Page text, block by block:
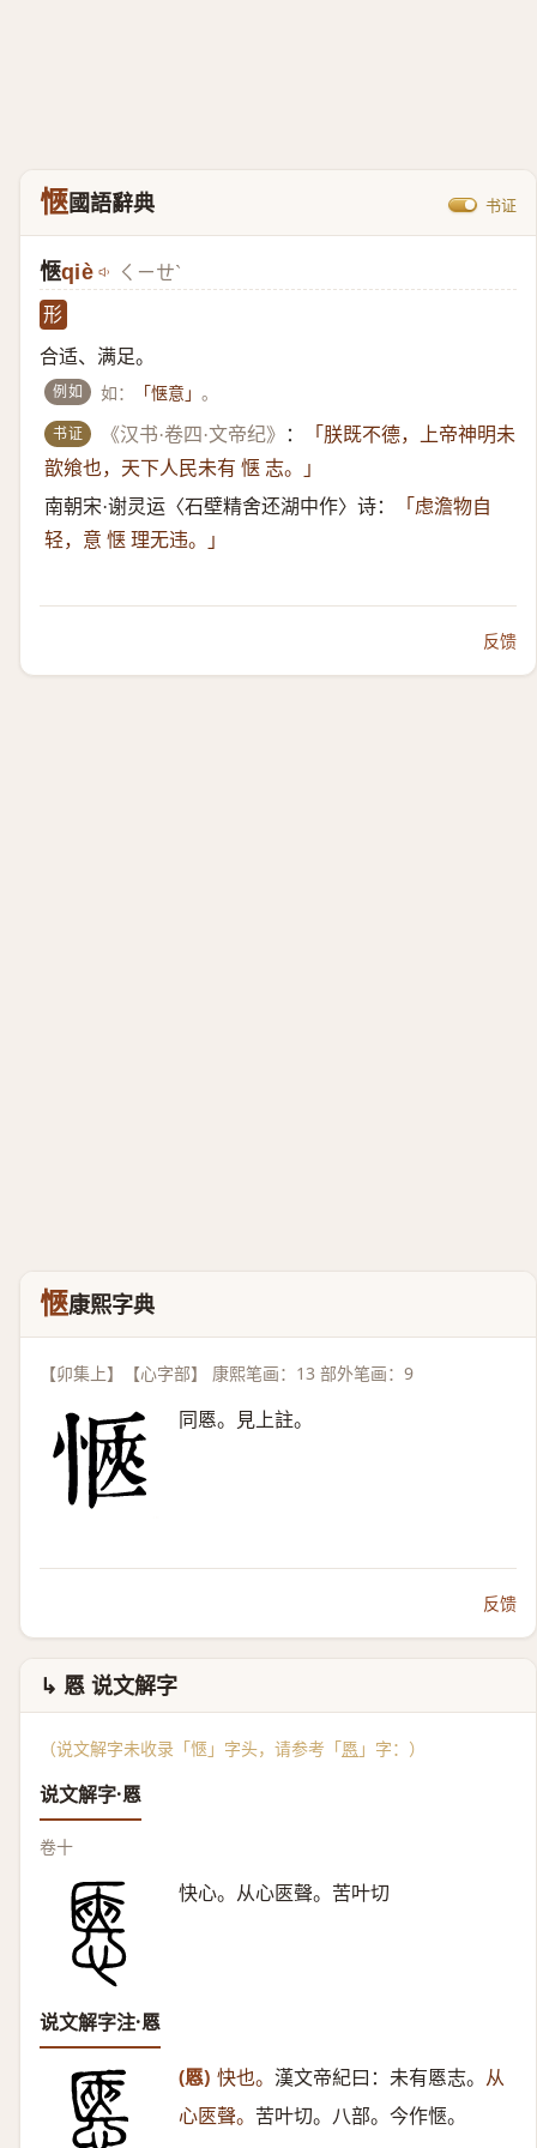
愜國語辭典 书证
愜qiè ㄑㄧㄝˋ
形
合适、满足。
例如 如： 「惬意」。
书证 《汉书·卷四·文帝纪》 ：
「朕既不德，上帝神明未
歆飨也，天下人民未有 惬 志。」
南朝宋·谢灵运〈石壁精舍还湖中作〉诗：
「虑澹物自
轻，意 惬 理无违。」
反馈
愜康熙字典
【卯集上】【心字部】 康熙笔画：13 部外笔画：9
同㥦。見上註。
反馈
↳ 㥦 说文解字
（说文解字未收录「愜」字头，请参考「㥦 」字：）
说文解字·㥦
卷十
快心。从心匧聲。苦叶切
说文解字注·㥦
(㥦) 快也。 漢文帝紀曰：未有㥦志。 从
心匧聲。 苦叶切。八部。今作愜。